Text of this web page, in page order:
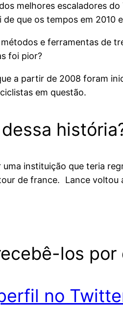
melhores escaladores
que os tempos em 2010
e ferramentas de
foi pior?
a partir de 2008 foram
em questão.
instituição que teria
de france. Lance voltou
los por
no